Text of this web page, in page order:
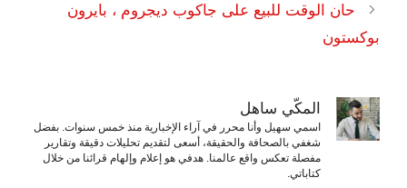
حان الوقت للبيع على جاكوب ديجروم ، بايرون
بوكستون
المكّي ساهل
اسمي سهيل وأنا محرر في آراء الإخبارية منذ خمس سنوات. بفضل
شغفي بالصحافة والحقيقة، أسعى لتقديم تحليلات دقيقة وتقارير
مفصلة تعكس واقع عالمنا. هدفي هو إعلام وإلهام قرائنا من خلال
كتاباتي.